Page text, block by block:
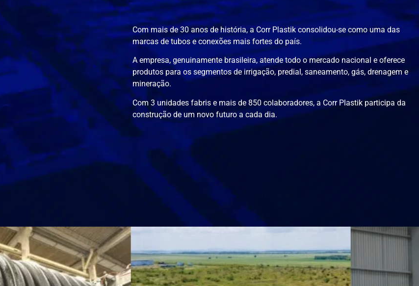
Com mais de 30 anos de história, a Corr Plastik consolidou-se como uma das
marcas de tubos e conexões mais fortes do país.
A empresa, genuinamente brasileira, atende todo o mercado nacional e oferece
produtos para os segmentos de irrigação, predial, saneamento, gás, drenagem e
mineração.
Com 3 unidades fabris e mais de 850 colaboradores, a Corr Plastik participa da
construção de um novo futuro a cada dia.